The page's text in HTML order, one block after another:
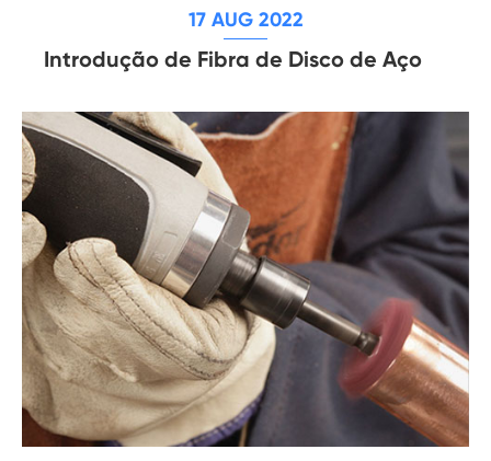
17 AUG 2022
Introdução de Fibra de Disco de Aço